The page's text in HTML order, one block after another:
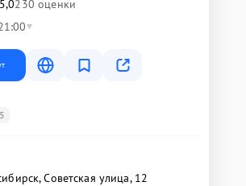
5,0230 оценки
Советская улица, 12